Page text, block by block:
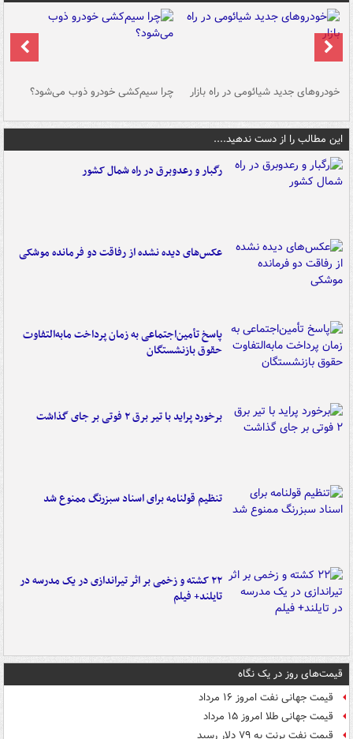
خودروهای جدید شیائومی در راه بازار چرا سیم‌کشی خودرو ذوب می‌شود؟
این مطالب را از دست ندهید....
رگبار و رعدوبرق در راه شمال کشور
عکس‌های دیده نشده از رفاقت دو فرمانده‌ موشکی
پاسخ تأمین‌اجتماعی به زمان پرداخت مابه‌التفاوت
حقوق بازنشستگان
برخورد پراید با تیر برق ۲ فوتی بر جای گذاشت
تنظیم قولنامه برای اسناد سبزرنگ ممنوع شد
۲۲ کشته و زخمی بر اثر تیراندازی در یک مدرسه در
تایلند+ فیلم
قیمت‌های روز در یک نگاه
قیمت جهانی نفت امروز ۱۶ مرداد
قیمت جهانی طلا امروز ۱۵ مرداد
قیمت نفت برنت به ۷۹ دلار رسید